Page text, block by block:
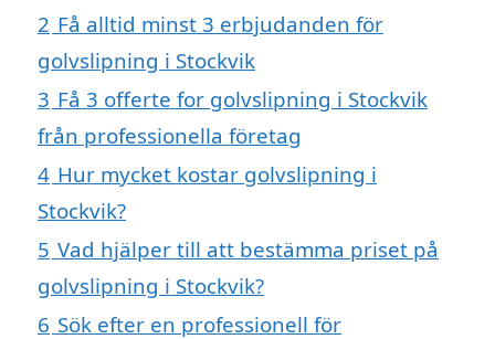
2 Få alltid minst 3 erbjudanden för
golvslipning i Stockvik
3 Få 3 offerte for golvslipning i Stockvik
från professionella företag
4 Hur mycket kostar golvslipning i
Stockvik?
5 Vad hjälper till att bestämma priset på
golvslipning i Stockvik?
6 Sök efter en professionell för